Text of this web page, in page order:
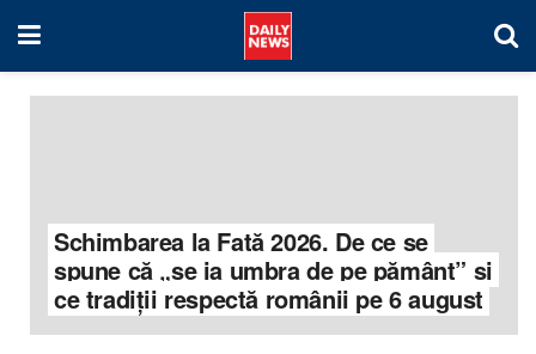
Schimbarea la Față 2026. De ce se
spune că „se ia umbra de pe pământ” și
ce tradiții respectă românii pe 6 august